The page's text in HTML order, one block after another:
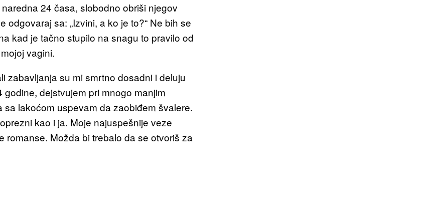
24 časa, slobodno obriši njegov
sa: „Izvini, a ko je to?“ Ne bih se
kad je tačno stupilo na snagu to pravilo od
vagini.
zabavljanja su mi smrtno dosadni i deluju
dejstvujem pri mnogo manjim
lakoćom uspevam da zaobiđem švalere.
kao i ja. Moje najuspešnije veze
romanse. Možda bi trebalo da se otvoriš za